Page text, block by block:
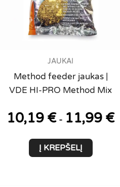
JAUKAI
Method feeder jaukas |
VDE HI-PRO Method Mix
10,19 €- 11,99 €
Į KREPŠELĮ